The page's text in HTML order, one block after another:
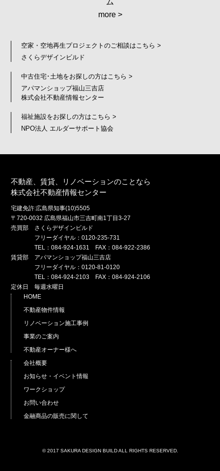
more >
空家・空地再生プロジェクトのご相談はこちら >
さくらデザインビルド
中古住宅･土地をお探しの方はこちら >
アパマンショップ福山三吉店
株式会社不動産情報センター
福祉施設をお探しの方はこちら >
NPO法人 エルダーサポート協会
不動産、賃貸、リノベーションのことなら
株式会社不動産情報センター
宅建免許:広島県知事(10)5505
〒720-0032 広島県福山市三吉町南1丁目3-27
売買部 さくらデザインビルド
フリーダイヤル：0120-235-731
TEL：084-924-1631 FAX：084-922-2386
賃貸部 アパマンショップ福山三吉店
フリーダイヤル：0120-81-0120
TEL：084-924-2103 FAX：084-924-2106
定休日 毎週水曜日
HOME
不動産物件情報
リノベーション施工事例
事業のご案内
不動産オーナー様へ
会社概要
お知らせ・イベント情報
ワークショップ
お問い合わせ
金融商品の販売に関して
© 2017 SAKURA DESIGN BUILD ALL RIGHTS RESERVED.